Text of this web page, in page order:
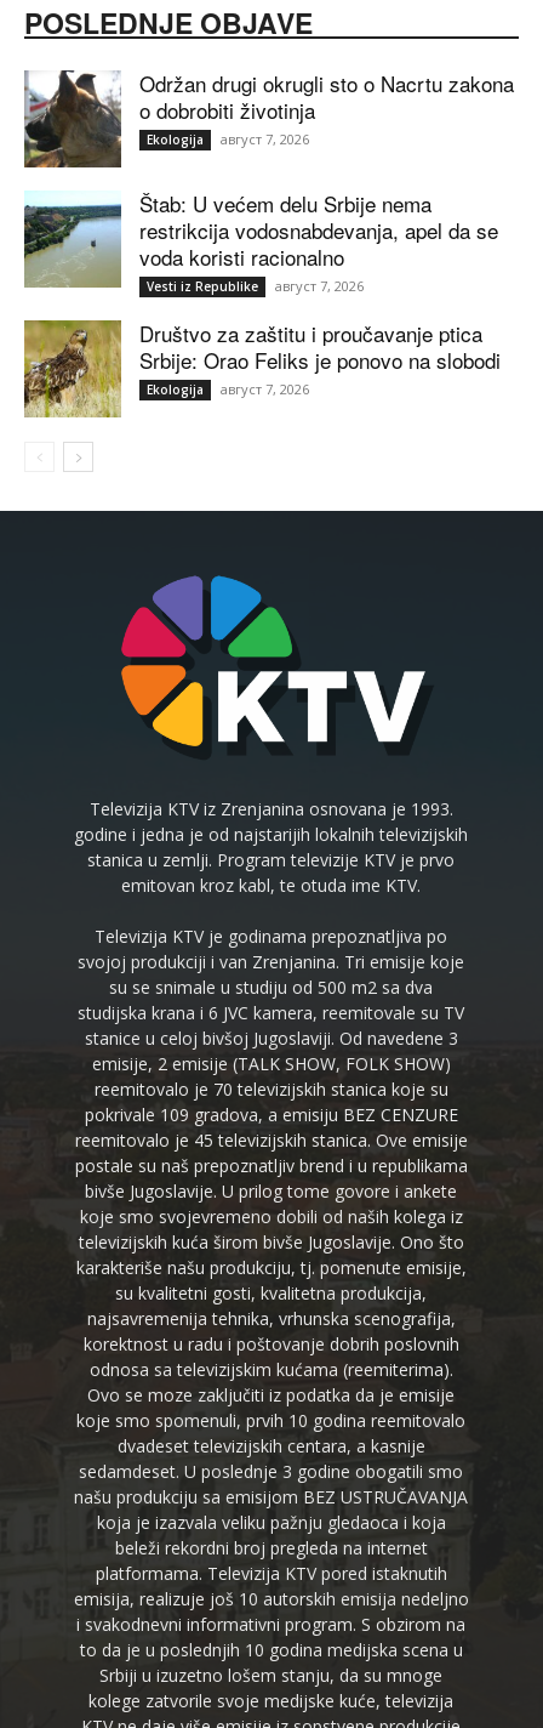
POSLEDNJE OBJAVE
Održan drugi okrugli sto o Nacrtu zakona
o dobrobiti životinja
Ekologija август 7, 2026
Štab: U većem delu Srbije nema
restrikcija vodosnabdevanja, apel da se
voda koristi racionalno
Vesti iz Republike август 7, 2026
Društvo za zaštitu i proučavanje ptica
Srbije: Orao Feliks je ponovo na slobodi
Ekologija август 7, 2026
Televizija KTV iz Zrenjanina osnovana je 1993.
godine i jedna je od najstarijih lokalnih televizijskih
stanica u zemlji. Program televizije KTV je prvo
emitovan kroz kabl, te otuda ime KTV.
Televizija KTV je godinama prepoznatljiva po
svojoj produkciji i van Zrenjanina. Tri emisije koje
su se snimale u studiju od 500 m2 sa dva
studijska krana i 6 JVC kamera, reemitovale su TV
stanice u celoj bivšoj Jugoslaviji. Od navedene 3
emisije, 2 emisije (TALK SHOW, FOLK SHOW)
reemitovalo je 70 televizijskih stanica koje su
pokrivale 109 gradova, a emisiju BEZ CENZURE
reemitovalo je 45 televizijskih stanica. Ove emisije
postale su naš prepoznatljiv brend i u republikama
bivše Jugoslavije. U prilog tome govore i ankete
koje smo svojevremeno dobili od naših kolega iz
televizijskih kuća širom bivše Jugoslavije. Ono što
karakteriše našu produkciju, tj. pomenute emisije,
su kvalitetni gosti, kvalitetna produkcija,
najsavremenija tehnika, vrhunska scenografija,
korektnost u radu i poštovanje dobrih poslovnih
odnosa sa televizijskim kućama (reemiterima).
Ovo se moze zaključiti iz podatka da je emisije
koje smo spomenuli, prvih 10 godina reemitovalo
dvadeset televizijskih centara, a kasnije
sedamdeset. U poslednje 3 godine obogatili smo
našu produkciju sa emisijom BEZ USTRUČAVANJA
koja je izazvala veliku pažnju gledaoca i koja
beleži rekordni broj pregleda na internet
platformama. Televizija KTV pored istaknutih
emisija, realizuje još 10 autorskih emisija nedeljno
i svakodnevni informativni program. S obzirom na
to da je u poslednjih 10 godina medijska scena u
Srbiji u izuzetno lošem stanju, da su mnoge
kolege zatvorile svoje medijske kuće, televizija